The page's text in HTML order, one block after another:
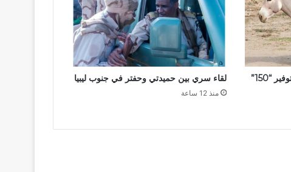
المليشيا تلزم سكان المزروب بتوفير “150”
لقاء سري بين حميدتي وحفتر في جنوب ليبيا
منذ 12 ساعة